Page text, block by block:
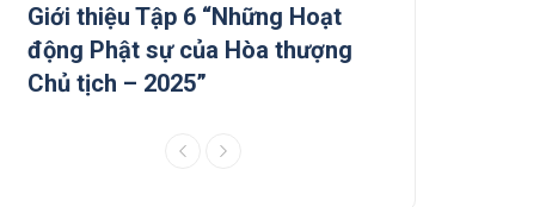
Giới thiệu Tập 6 “Những Hoạt
động Phật sự của Hòa thượng
Chủ tịch – 2025”